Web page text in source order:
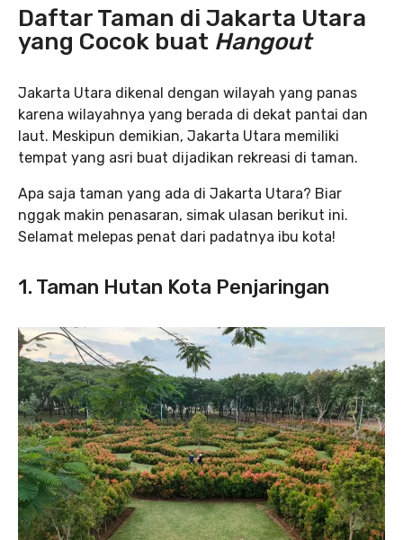
Daftar Taman di Jakarta Utara
yang Cocok buat Hangout
Jakarta Utara dikenal dengan wilayah yang panas
karena wilayahnya yang berada di dekat pantai dan
laut. Meskipun demikian, Jakarta Utara memiliki
tempat yang asri buat dijadikan rekreasi di taman.
Apa saja taman yang ada di Jakarta Utara? Biar
nggak makin penasaran, simak ulasan berikut ini.
Selamat melepas penat dari padatnya ibu kota!
1. Taman Hutan Kota Penjaringan